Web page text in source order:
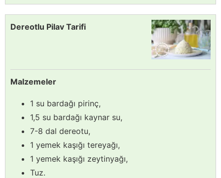
Dereotlu Pilav Tarifi
Malzemeler
1 su bardağı pirinç,
1,5 su bardağı kaynar su,
7-8 dal dereotu,
1 yemek kaşığı tereyağı,
1 yemek kaşığı zeytinyağı,
Tuz.